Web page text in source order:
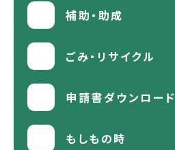
補助・助成
ごみ・リサイクル
申請書ダウンロード
もしもの時